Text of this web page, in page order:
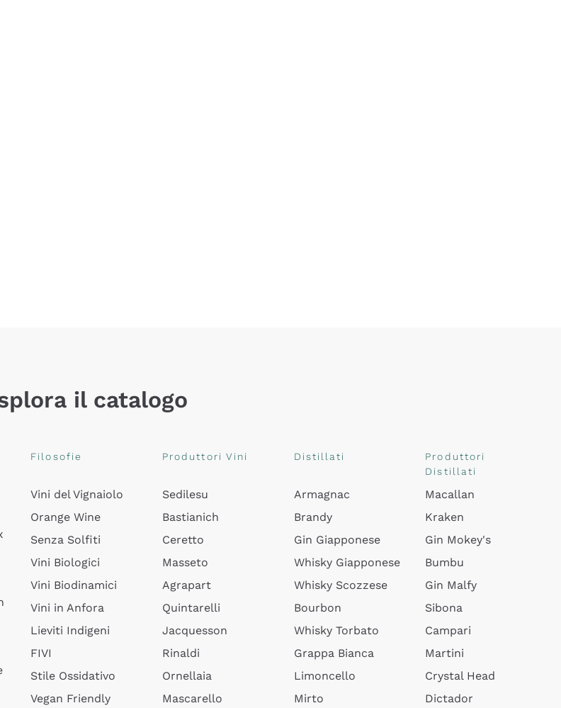
il catalogo
Filosofie
Vini del Vignaiolo
Orange Wine
Senza Solfiti
Vini Biologici
Vini Biodinamici
Vini in Anfora
Lieviti Indigeni
FIVI
Stile Ossidativo
Vegan Friendly
Produttori Vini
Sedilesu
Bastianich
Ceretto
Masseto
Agrapart
Quintarelli
Jacquesson
Rinaldi
Ornellaia
Mascarello
Distillati
Armagnac
Brandy
Gin Giapponese
Whisky Giapponese
Whisky Scozzese
Bourbon
Whisky Torbato
Grappa Bianca
Limoncello
Mirto
Produttori
Distillati
Macallan
Kraken
Gin Mokey's
Bumbu
Gin Malfy
Sibona
Campari
Martini
Crystal Head
Dictador